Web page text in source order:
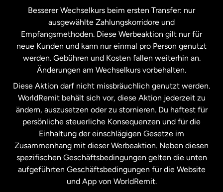
Malaysia
Neuseeland
Niederlande
Schweden
Spanien
Vereinigte Staaten English
Besserer Wechselkurs beim ersten Transfer: nur
ausgewählte Zahlungskorridore und
Empfangsmethoden. Diese Werbeaktion gilt nur für
neue Kunden und kann nur einmal pro Person genutzt
werden. Gebühren und Kosten fallen weiterhin an.
Änderungen am Wechselkurs vorbehalten.
Diese Aktion darf nicht missbräuchlich genutzt werden.
WorldRemit behält sich vor, diese Aktion jederzeit zu
ändern, auszusetzen oder zu stornieren. Du haftest für
persönliche steuerliche Konsequenzen und für die
Einhaltung der einschlägigen Gesetze im
Zusammenhang mit dieser Werbeaktion. Neben diesen
spezifischen Geschäftsbedingungen gelten die unten
aufgeführten Geschäftsbedingungen für die Website
und App von WorldRemit.